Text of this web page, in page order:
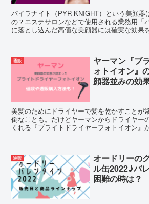
パイラナイト（PYR KNIGHT）という美顔器
の？エステサロンなどで使用される業務用「
に落とし込んだ高価な美顔器には確実な効果
通販
ヤーマン『ブ
ォトイオン』
顔器並みの効
美髪のためにドライヤーで髪を乾かすことが
倒なことも。だけどヤーマンからドライヤー
くれる『ブライトドライヤーフォトイオン』
通販
オードリーの
ル缶2022♪バ
困難の時は？